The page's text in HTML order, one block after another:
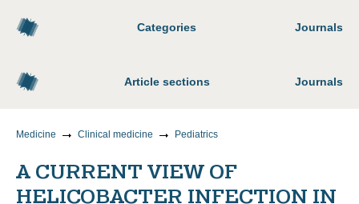
Categories Journals
Article sections Journals
Medicine Clinical medicine Pediatrics
A CURRENT VIEW OF
HELICOBACTER INFECTION IN